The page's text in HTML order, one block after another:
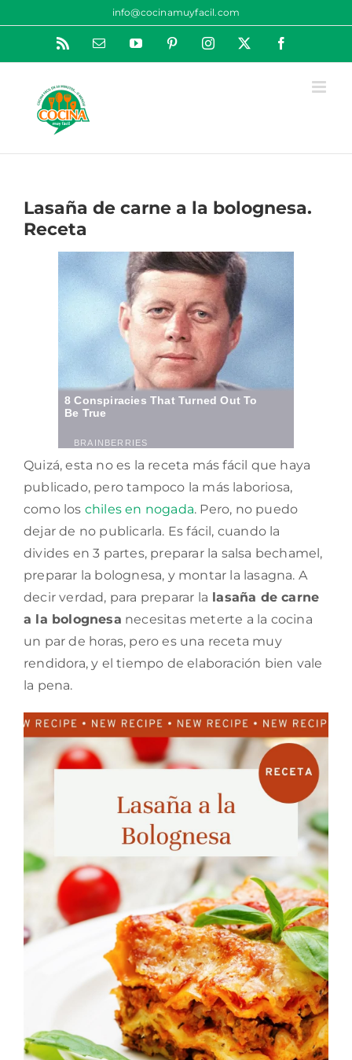
contenido
info@cocinamuyfacil.com
Rss
CorreoYouTubePinterestInstagram
Lasaña de carne a la bolognesa.
Receta
Quizá, esta no es la receta más fácil que haya
publicado, pero tampoco la más laboriosa,
como los chiles en nogada. Pero, no puedo
dejar de no publicarla. Es fácil, cuando la
divides en 3 partes, preparar la salsa bechamel,
preparar la bolognesa, y montar la lasagna. A
decir verdad, para preparar la lasaña de carne
a la bolognesa necesitas meterte a la cocina
un par de horas, pero es una receta muy
rendidora, y el tiempo de elaboración bien vale
la pena.